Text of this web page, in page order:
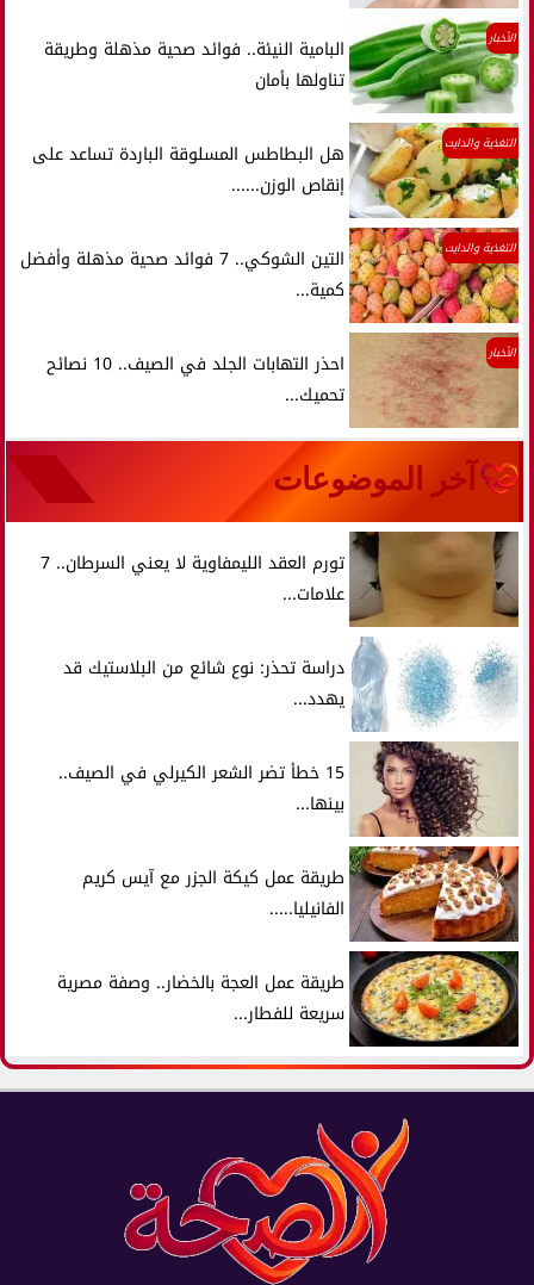
الأخبار
البامية النيئة.. فوائد صحية مذهلة وطريقة
تناولها بأمان
التغذية والدايت
هل البطاطس المسلوقة الباردة تساعد على
إنقاص الوزن......
التغذية والدايت
التين الشوكي.. 7 فوائد صحية مذهلة وأفضل
كمية...
الأخبار
احذر التهابات الجلد في الصيف.. 10 نصائح
تحميك...
آخر الموضوعات
تورم العقد الليمفاوية لا يعني السرطان.. 7
علامات...
دراسة تحذر: نوع شائع من البلاستيك قد
يهدد...
15 خطأ تضر الشعر الكيرلي في الصيف..
بينها...
طريقة عمل كيكة الجزر مع آيس كريم
الفانيليا.....
طريقة عمل العجة بالخضار.. وصفة مصرية
سريعة للفطار...